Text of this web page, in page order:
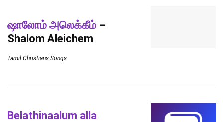
ஷாலோம் அலெக்கீம் –
Shalom Aleichem
Tamil Christians Songs
Belathinaalum alla